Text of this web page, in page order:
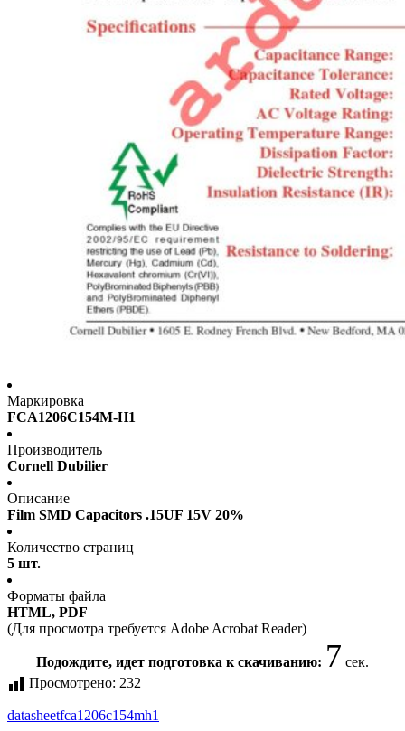
Маркировка
FCA1206C154M-H1
Производитель
Cornell Dubilier
Описание
Film SMD Capacitors .15UF 15V 20%
Количество страниц
5 шт.
Форматы файла
HTML, PDF
(Для просмотра требуется Adobe Acrobat Reader)
Подождите, идет подготовка к скачиванию: 7 сек.
Просмотрено: 232
datasheetfca1206c154mh1